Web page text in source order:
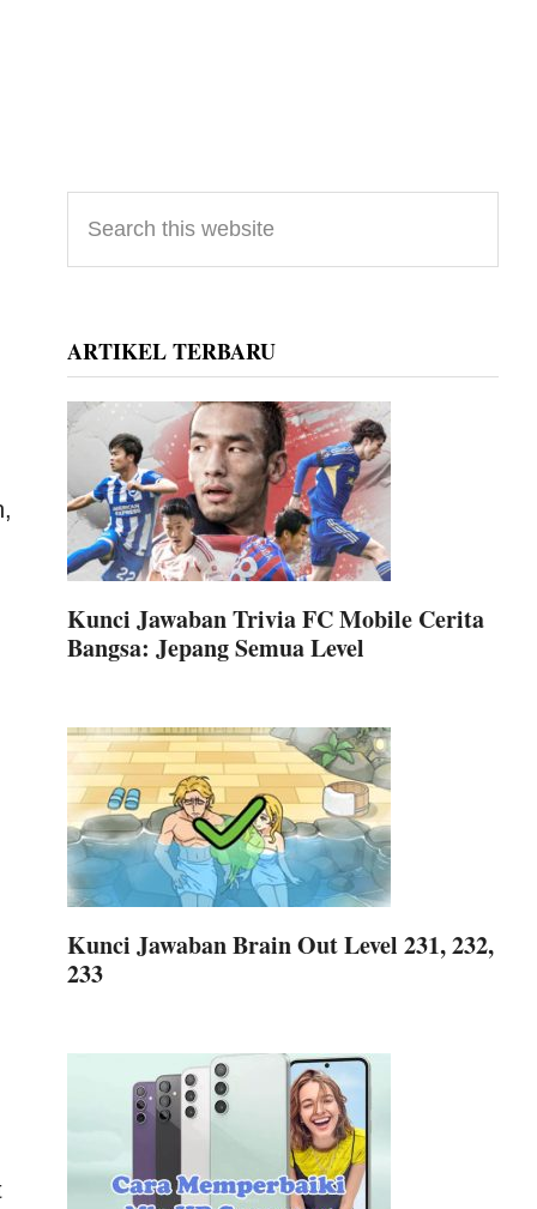
Primary
Sidebar
this
website
ARTIKEL TERBARU
Kunci Jawaban Trivia FC Mobile Cerita
Bangsa: Jepang Semua Level
Kunci Jawaban Brain Out Level 231, 232,
233